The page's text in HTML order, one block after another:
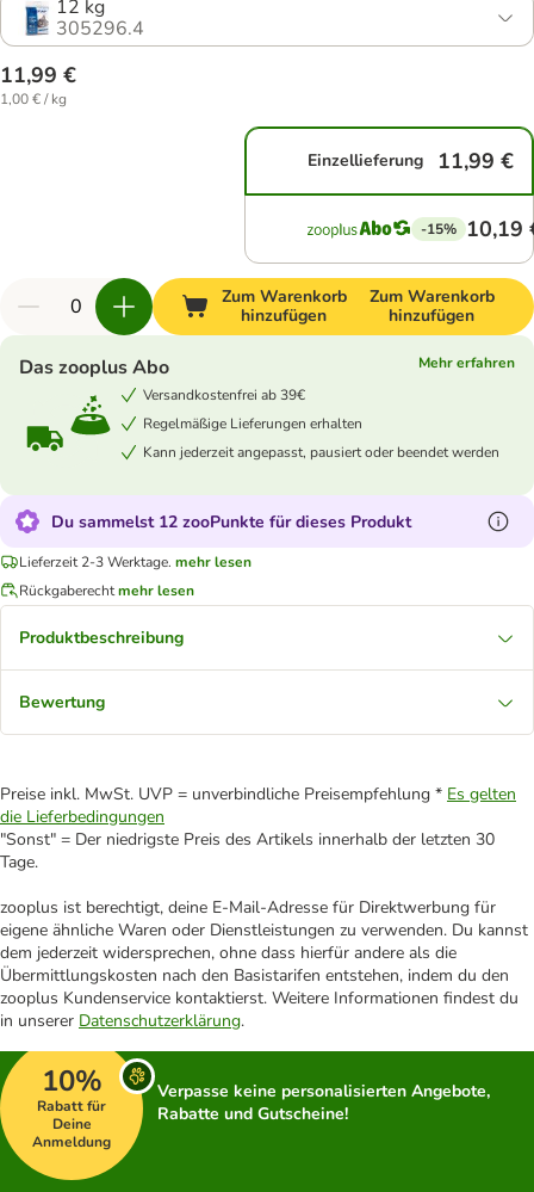
12 kg
305296.4
11,99 €
1,00 € / kg
Einzellieferung 11,99 €
-15% 10,19
Zum Warenkorb
hinzufügen
Zum Warenkorb
hinzufügen
Das zooplus Abo
Mehr erfahren
Versandkostenfrei ab 39€
Regelmäßige Lieferungen erhalten
Kann jederzeit angepasst, pausiert oder beendet werden
Du sammelst 12 zooPunkte für dieses Produkt
Lieferzeit 2-3 Werktage. mehr lesen
Rückgaberechtmehr lesen
Produktbeschreibung
Bewertung
Preise inkl. MwSt. UVP = unverbindliche Preisempfehlung * Es gelten
die Lieferbedingungen
"Sonst" = Der niedrigste Preis des Artikels innerhalb der letzten 30
Tage.
zooplus ist berechtigt, deine E-Mail-Adresse für Direktwerbung für
eigene ähnliche Waren oder Dienstleistungen zu verwenden. Du kannst
dem jederzeit widersprechen, ohne dass hierfür andere als die
Übermittlungskosten nach den Basistarifen entstehen, indem du den
zooplus Kundenservice kontaktierst. Weitere Informationen findest du
in unserer Datenschutzerklärung.
10%
Rabatt für
Deine
Anmeldung
Verpasse keine personalisierten Angebote,
Rabatte und Gutscheine!